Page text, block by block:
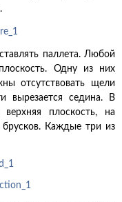
паллета. Любой
Одну из них
отсутствовать щели
вырезается седина. В
плоскость, на
брусков. Каждые три из